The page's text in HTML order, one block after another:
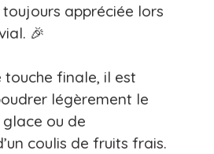
appréciée lors
🎉
touche finale, il est
légèrement le
glace ou de
coulis de fruits frais.